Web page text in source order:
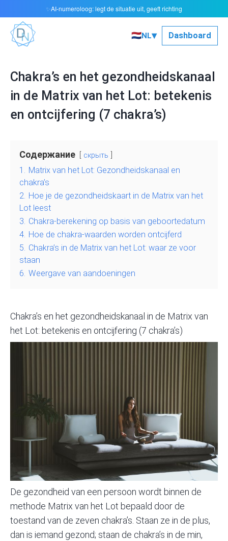
🇳🇱NL▾ Dashboard
Chakra’s en het gezondheidskanaal
in de Matrix van het Lot: betekenis
en ontcijfering (7 chakra’s)
Содержание скрыть
1. Matrix van het Lot: Gezondheidskanaal en
chakra’s
2. Hoe je de gezondheidskaart in de Matrix van het
Lot leest
3. Chakra-berekening op basis van geboortedatum
4. Hoe de chakra-waarden worden ontcijferd
5. Chakra’s in de Matrix van het Lot: waar ze voor
staan
6. Weergave van aandoeningen
Chakra’s en het gezondheidskanaal in de Matrix van
het Lot: betekenis en ontcijfering (7 chakra’s)
De gezondheid van een persoon wordt binnen de
methode Matrix van het Lot bepaald door de
toestand van de zeven chakra’s. Staan ze in de plus,
dan is iemand gezond; staan de chakra’s in de min,
✨AI-numeroloog: legt de situatie uit, geeft richting